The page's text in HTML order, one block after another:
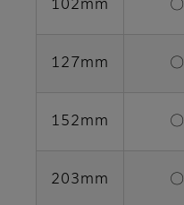
102mm 〇
127mm 〇
152mm 〇
203mm 〇